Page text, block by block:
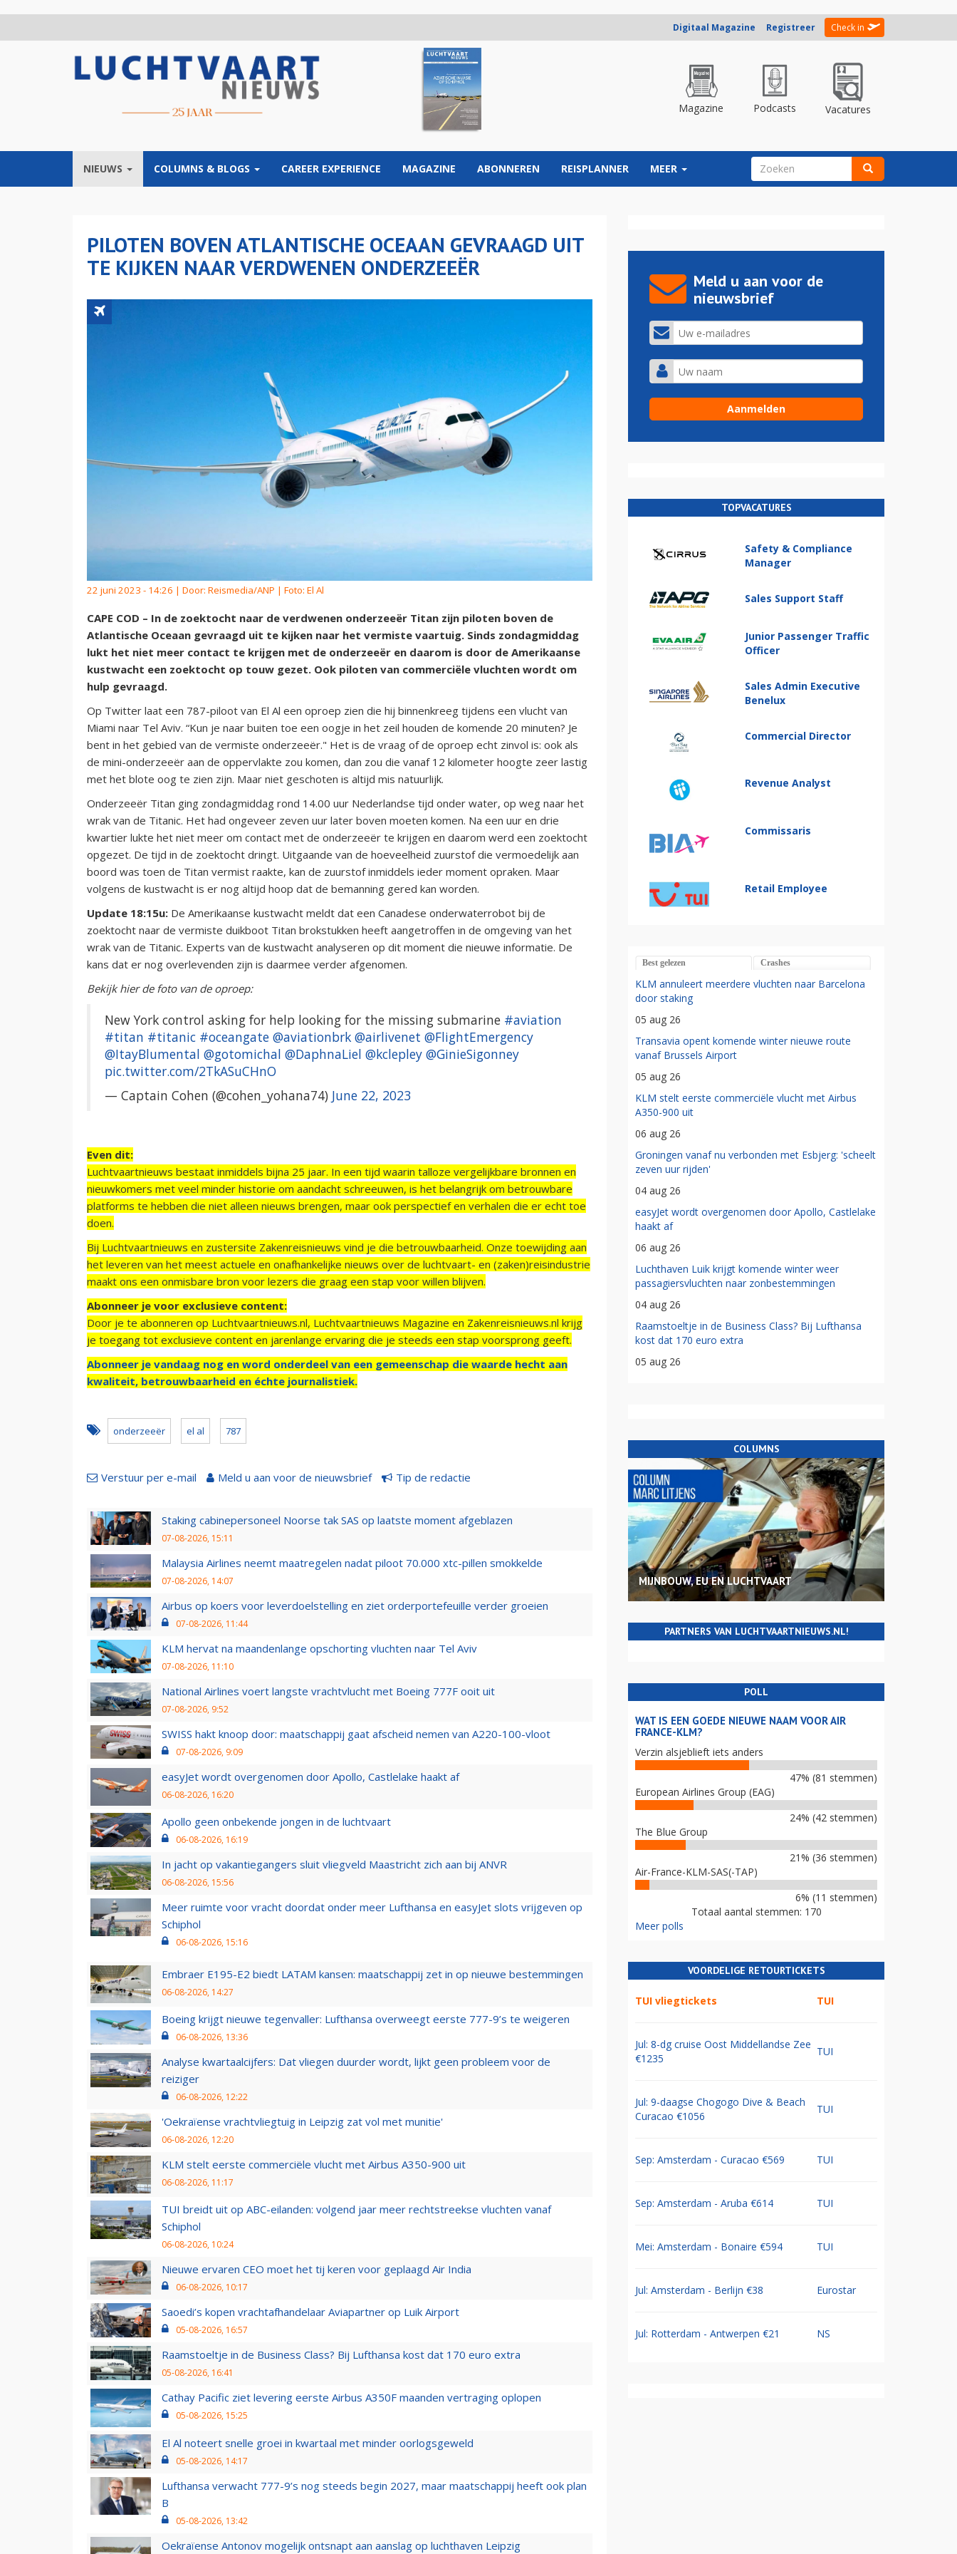
Digitaal Magazine Registreer Check in
Magazine Podcasts Vacatures
NIEUWS COLUMNS & BLOGS CAREER EXPERIENCE MAGAZINE ABONNEREN REISPLANNER MEER ZOEKVELD
PILOTEN BOVEN ATLANTISCHE OCEAAN GEVRAAGD UIT
TE KIJKEN NAAR VERDWENEN ONDERZEEËR
22 juni 2023 - 14:26 | Door: Reismedia/ANP | Foto: El Al
CAPE COD – In de zoektocht naar de verdwenen onderzeeër Titan zijn piloten boven de
Atlantische Oceaan gevraagd uit te kijken naar het vermiste vaartuig. Sinds zondagmiddag
lukt het niet meer contact te krijgen met de onderzeeër en daarom is door de Amerikaanse
kustwacht een zoektocht op touw gezet. Ook piloten van commerciële vluchten wordt om
hulp gevraagd.
Op Twitter laat een 787-piloot van El Al een oproep zien die hij binnenkreeg tijdens een vlucht van
Miami naar Tel Aviv. “Kun je naar buiten toe een oogje in het zeil houden de komende 20 minuten? Je
bent in het gebied van de vermiste onderzeeër." Het is de vraag of de oproep echt zinvol is: ook als
de mini-onderzeeër aan de oppervlakte zou komen, dan zou die vanaf 12 kilometer hoogte zeer lastig
met het blote oog te zien zijn. Maar niet geschoten is altijd mis natuurlijk.
Onderzeeër Titan ging zondagmiddag rond 14.00 uur Nederlandse tijd onder water, op weg naar het
wrak van de Titanic. Het had ongeveer zeven uur later boven moeten komen. Na een uur en drie
kwartier lukte het niet meer om contact met de onderzeeër te krijgen en daarom werd een zoektocht
opgezet. De tijd in de zoektocht dringt. Uitgaande van de hoeveelheid zuurstof die vermoedelijk aan
boord was toen de Titan vermist raakte, kan de zuurstof inmiddels ieder moment opraken. Maar
volgens de kustwacht is er nog altijd hoop dat de bemanning gered kan worden.
Update 18:15u: De Amerikaanse kustwacht meldt dat een Canadese onderwaterrobot bij de
zoektocht naar de vermiste duikboot Titan brokstukken heeft aangetroffen in de omgeving van het
wrak van de Titanic. Experts van de kustwacht analyseren op dit moment die nieuwe informatie. De
kans dat er nog overlevenden zijn is daarmee verder afgenomen.
Bekijk hier de foto van de oproep:
New York control asking for help looking for the missing submarine #aviation
#titan #titanic #oceangate @aviationbrk @airlivenet @FlightEmergency
@ItayBlumental @gotomichal @DaphnaLiel @kclepley @GinieSigonney
pic.twitter.com/2TkASuCHnO
— Captain Cohen (@cohen_yohana74) June 22, 2023
Even dit:
Luchtvaartnieuws bestaat inmiddels bijna 25 jaar. In een tijd waarin talloze vergelijkbare bronnen en
nieuwkomers met veel minder historie om aandacht schreeuwen, is het belangrijk om betrouwbare
platforms te hebben die niet alleen nieuws brengen, maar ook perspectief en verhalen die er echt toe
doen.
Bij Luchtvaartnieuws en zustersite Zakenreisnieuws vind je die betrouwbaarheid. Onze toewijding aan
het leveren van het meest actuele en onafhankelijke nieuws over de luchtvaart- en (zaken)reisindustrie
maakt ons een onmisbare bron voor lezers die graag een stap voor willen blijven.
Abonneer je voor exclusieve content:
Door je te abonneren op Luchtvaartnieuws.nl, Luchtvaartnieuws Magazine en Zakenreisnieuws.nl krijg
je toegang tot exclusieve content en jarenlange ervaring die je steeds een stap voorsprong geeft.
Abonneer je vandaag nog en word onderdeel van een gemeenschap die waarde hecht aan
kwaliteit, betrouwbaarheid en échte journalistiek.
onderzeeër el al 787
Verstuur per e-mail Meld u aan voor de nieuwsbrief Tip de redactie
Staking cabinepersoneel Noorse tak SAS op laatste moment afgeblazen
07-08-2026, 15:11
Malaysia Airlines neemt maatregelen nadat piloot 70.000 xtc-pillen smokkelde
07-08-2026, 14:07
Airbus op koers voor leverdoelstelling en ziet orderportefeuille verder groeien
07-08-2026, 11:44
KLM hervat na maandenlange opschorting vluchten naar Tel Aviv
07-08-2026, 11:10
National Airlines voert langste vrachtvlucht met Boeing 777F ooit uit
07-08-2026, 9:52
SWISS hakt knoop door: maatschappij gaat afscheid nemen van A220-100-vloot
07-08-2026, 9:09
easyJet wordt overgenomen door Apollo, Castlelake haakt af
06-08-2026, 16:20
Apollo geen onbekende jongen in de luchtvaart
06-08-2026, 16:19
In jacht op vakantiegangers sluit vliegveld Maastricht zich aan bij ANVR
06-08-2026, 15:56
Meer ruimte voor vracht doordat onder meer Lufthansa en easyJet slots vrijgeven op
Schiphol
06-08-2026, 15:16
Embraer E195-E2 biedt LATAM kansen: maatschappij zet in op nieuwe bestemmingen
06-08-2026, 14:27
Boeing krijgt nieuwe tegenvaller: Lufthansa overweegt eerste 777-9’s te weigeren
06-08-2026, 13:36
Analyse kwartaalcijfers: Dat vliegen duurder wordt, lijkt geen probleem voor de
reiziger
06-08-2026, 12:22
'Oekraïense vrachtvliegtuig in Leipzig zat vol met munitie'
06-08-2026, 12:20
KLM stelt eerste commerciële vlucht met Airbus A350-900 uit
06-08-2026, 11:17
TUI breidt uit op ABC-eilanden: volgend jaar meer rechtstreekse vluchten vanaf
Schiphol
06-08-2026, 10:24
Nieuwe ervaren CEO moet het tij keren voor geplaagd Air India
06-08-2026, 10:17
Saoedi’s kopen vrachtafhandelaar Aviapartner op Luik Airport
05-08-2026, 16:57
Raamstoeltje in de Business Class? Bij Lufthansa kost dat 170 euro extra
05-08-2026, 16:41
Cathay Pacific ziet levering eerste Airbus A350F maanden vertraging oplopen
05-08-2026, 15:25
El Al noteert snelle groei in kwartaal met minder oorlogsgeweld
05-08-2026, 14:17
Lufthansa verwacht 777-9’s nog steeds begin 2027, maar maatschappij heeft ook plan
B
05-08-2026, 13:42
Oekraïense Antonov mogelijk ontsnapt aan aanslag op luchthaven Leipzig
Meld u aan voor de
nieuwsbrief
TOPVACATURES
Safety & Compliance
Manager
Sales Support Staff
Junior Passenger Traffic
Officer
Sales Admin Executive
Benelux
Commercial Director
Revenue Analyst
Commissaris
Retail Employee
Best gelezen Crashes
KLM annuleert meerdere vluchten naar Barcelona
door staking
05 aug 26
Transavia opent komende winter nieuwe route
vanaf Brussels Airport
05 aug 26
KLM stelt eerste commerciële vlucht met Airbus
A350-900 uit
06 aug 26
Groningen vanaf nu verbonden met Esbjerg: 'scheelt
zeven uur rijden'
04 aug 26
easyJet wordt overgenomen door Apollo, Castlelake
haakt af
06 aug 26
Luchthaven Luik krijgt komende winter weer
passagiersvluchten naar zonbestemmingen
04 aug 26
Raamstoeltje in de Business Class? Bij Lufthansa
kost dat 170 euro extra
05 aug 26
COLUMNS
MIJNBOUW, EU EN LUCHTVAART
PARTNERS VAN LUCHTVAARTNIEUWS.NL!
POLL
WAT IS EEN GOEDE NIEUWE NAAM VOOR AIR
FRANCE-KLM?
Verzin alsjeblieft iets anders
47% (81 stemmen)
European Airlines Group (EAG)
24% (42 stemmen)
The Blue Group
21% (36 stemmen)
Air-France-KLM-SAS(-TAP)
6% (11 stemmen)
Totaal aantal stemmen: 170
Meer polls
VOORDELIGE RETOURTICKETS
TUI vliegtickets TUI
Jul: 8-dg cruise Oost Middellandse Zee
€1235
TUI
Jul: 9-daagse Chogogo Dive & Beach
Curacao €1056
TUI
Sep: Amsterdam - Curacao €569 TUI
Sep: Amsterdam - Aruba €614 TUI
Mei: Amsterdam - Bonaire €594 TUI
Jul: Amsterdam - Berlijn €38 Eurostar
Jul: Rotterdam - Antwerpen €21 NS